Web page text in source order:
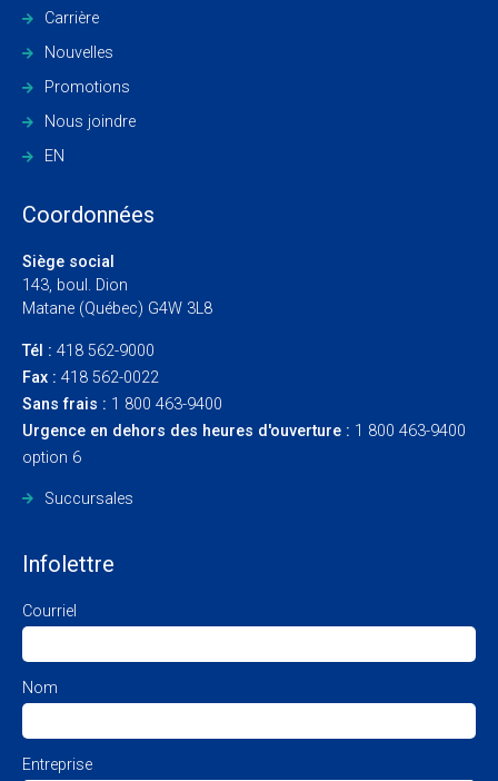
Carrière
Nouvelles
Promotions
Nous joindre
EN
Coordonnées
Siège social
143, boul. Dion
Matane (Québec) G4W 3L8
Tél : 418 562-9000
Fax : 418 562-0022
Sans frais : 1 800 463-9400
Urgence en dehors des heures d'ouverture : 1 800 463-9400
option 6
Succursales
Infolettre
Courriel
Nom
Entreprise